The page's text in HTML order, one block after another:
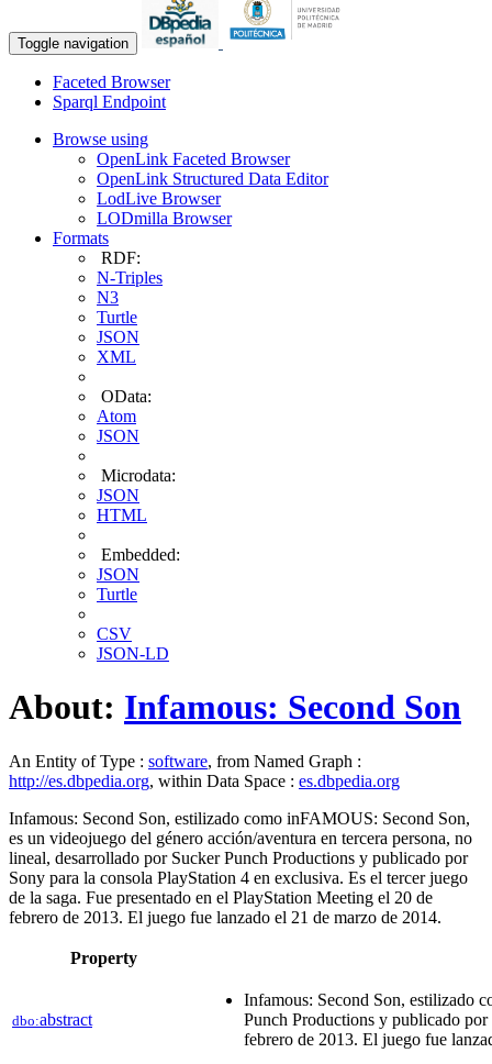
Toggle navigation
Faceted Browser
Sparql Endpoint
Browse using
OpenLink Faceted Browser
OpenLink Structured Data Editor
LodLive Browser
LODmilla Browser
Formats
RDF:
N-Triples
N3
Turtle
JSON
XML
OData:
Atom
JSON
Microdata:
JSON
HTML
Embedded:
JSON
Turtle
CSV
JSON-LD
About: Infamous: Second Son
An Entity of Type : software, from Named Graph :
http://es.dbpedia.org, within Data Space : es.dbpedia.org
Infamous: Second Son, estilizado como inFAMOUS: Second Son,
es un videojuego del género acción/aventura en tercera persona, no
lineal, desarrollado por Sucker Punch Productions y publicado por
Sony para la consola PlayStation 4 en exclusiva.​ Es el tercer juego
de la saga. Fue presentado en el PlayStation Meeting el 20 de
febrero de 2013. El juego fue lanzado el 21 de marzo de 2014.​
Property
dbo:abstract
Infamous: Second Son, estilizado
Punch Productions y publicado por
febrero de 2013. El juego fue